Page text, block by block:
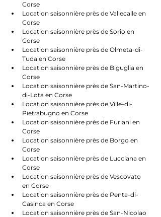
Corse
Location saisonnière près de Vallecalle en
Corse
Location saisonnière près de Sorio en
Corse
Location saisonnière près de Olmeta-di-
Tuda en Corse
Location saisonnière près de Biguglia en
Corse
Location saisonnière près de San-Martino-
di-Lota en Corse
Location saisonnière près de Ville-di-
Pietrabugno en Corse
Location saisonnière près de Furiani en
Corse
Location saisonnière près de Borgo en
Corse
Location saisonnière près de Lucciana en
Corse
Location saisonnière près de Vescovato
en Corse
Location saisonnière près de Penta-di-
Casinca en Corse
Location saisonnière près de San-Nicolao